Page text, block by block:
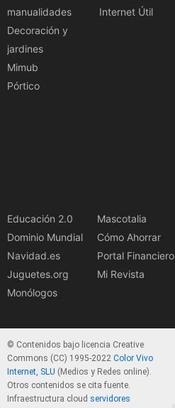
manualidades
Decoración y
jardines
Mimub
Pórtico
Internet Útil
Educación 2.0
Dominio Mundial
Navidad.es
Juguetes.org
Monólogos
Mascotalia
Cómo Ahorrar
Portal Financiero
Mi Revista
© Contenidos bajo licencia Creative
Commons (CC) 1995-2022 Color Vivo
Internet, SLU (Medios y Redes online).
Otros contenidos se cita fuente.
Infraestructura cloud servidores